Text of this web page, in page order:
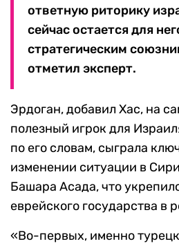
ответную риторику
сейчас остается для
стратегическим
отметил эксперт.
Эрдоган, добавил Хас, на
полезный игрок для
по его словам, сыграла
изменении ситуации в
Башара Асада, что
еврейского государства в
«Во-первых, именно